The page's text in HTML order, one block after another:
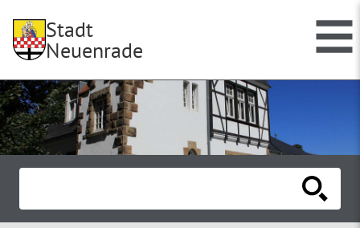
Stadt
Neuenrade